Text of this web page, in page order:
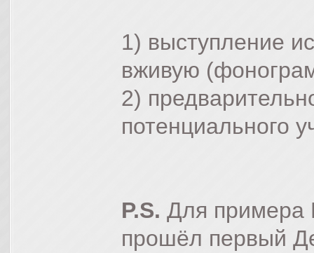
1) выступление
вживую
2)
потенциального
P.S. Для примера
прошёл первый